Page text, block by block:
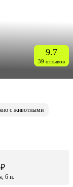
9.7
39 отзывов
с животными
6 н.